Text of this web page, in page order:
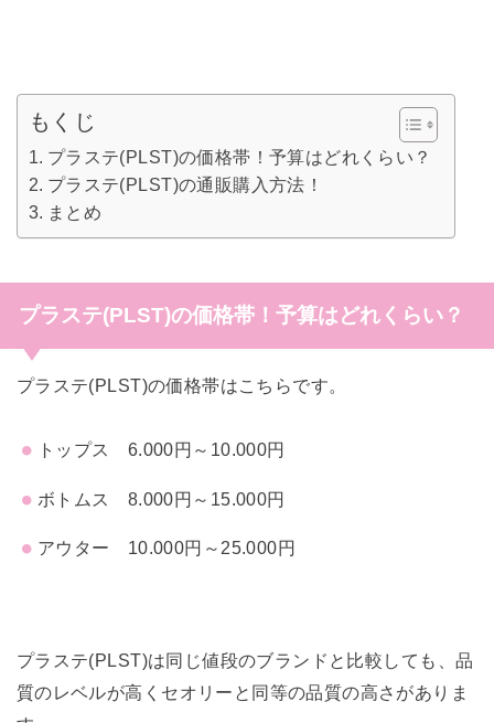
もくじ
プラステ(PLST)の価格帯！予算はどれくらい？
プラステ(PLST)の通販購入方法！
まとめ
プラステ(PLST)の価格帯！予算はどれくらい？
プラステ(PLST)の価格帯はこちらです。
トップス 6.000円～10.000円
ボトムス 8.000円～15.000円
アウター 10.000円～25.000円
プラステ(PLST)は同じ値段のブランドと比較しても、品
質のレベルが高くセオリーと同等の品質の高さがありま